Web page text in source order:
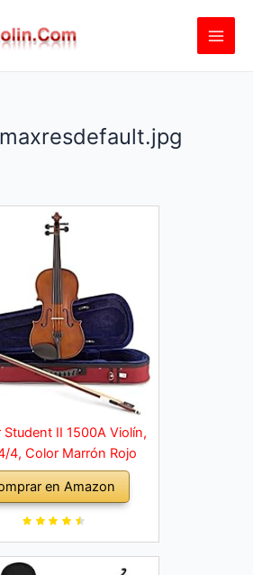
Student II 1500A Violín,
4, Color Marrón Rojo
en Amazon